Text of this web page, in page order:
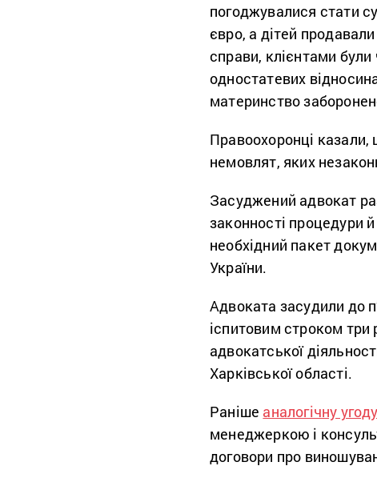
погоджувалися стати
євро, а дітей
справи, клієнтами були
одностатевих
материнство
Правоохоронці
немовлят, яких
Засуджений адвокат
законності процедури
необхідний пакет
України.
Адвоката засудили до
іспитовим строком три
адвокатської
Харківської області.
Раніше аналогічну угоду
менеджеркою і
договори про